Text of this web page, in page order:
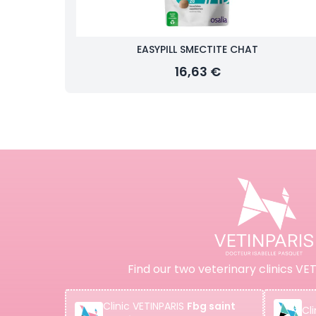
EASYPILL SMECTITE CHAT
16,63 €
Find our two veterinary clinics
Clinic VETINPARIS Fbg saint